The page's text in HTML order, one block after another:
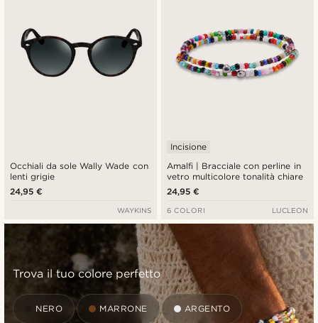
Occhiali da sole Wally Wade con
lenti grigie
24,95 €
WAYKINS
Amalfi | Bracciale con perline in
vetro multicolore tonalità chiare
Incisione
24,95 €
6 COLORI LUCLEON
Trova il tuo colore perfetto
NERO MARRONE ARGENTO